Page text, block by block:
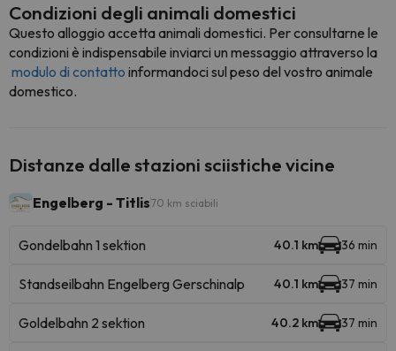
Condizioni degli animali domestici
Questo alloggio accetta animali domestici. Per consultarne le
condizioni è indispensabile inviarci un messaggio attraverso la
modulo di contatto informandoci sul peso del vostro animale
domestico.
Distanze dalle stazioni sciistiche vicine
Engelberg - Titlis70 km sciabili
Gondelbahn 1 sektion 40.1 km 36 min
Standseilbahn Engelberg Gerschinalp 40.1 km 37 min
Goldelbahn 2 sektion 40.2 km 37 min